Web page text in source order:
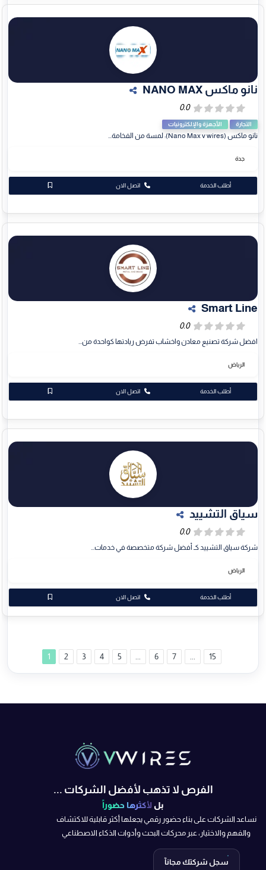
نانو ماكس NANO MAX
التجارة الأجهزة والإلكترونيات
نانو ماكس (Nano Max v wires): لمسة من الفخامة...
جدة
اتصل الان أطلب الخدمة
Smart Line
افضل شركة تصنيع معادن واخشاب تفرض ريادتها كواحدة من...
الرياض
اتصل الان أطلب الخدمة
سياق التشييد
شركة سياق التشييد كـ أفضل شركة متخصصة في خدمات...
الرياض
اتصل الان أطلب الخدمة
1 2 3 4 5 6 7 15
الفرص لا تذهب لأفضل الشركات ...
بل لأكثرها حضوراً
نساعد الشركات على بناء حضور رقمي يجعلها أكثر قابلية للاكتشاف
والفهم والاختيار، عبر محركات البحث وأدوات الذكاء الاصطناعي
سجل شركتك مجانآ